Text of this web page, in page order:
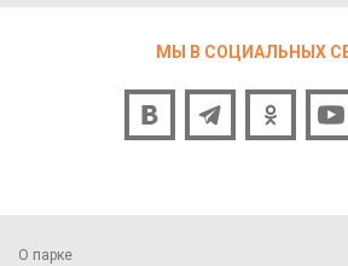
МЫ В СОЦИАЛЬНЫХ
О парке